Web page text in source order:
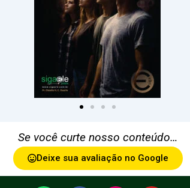
Se você curte nosso conteúdo…
Deixe sua avaliação no Google